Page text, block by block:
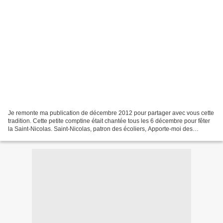
Je remonte ma publication de décembre 2012 pour partager avec vous cette
tradition. Cette petite comptine était chantée tous les 6 décembre pour fêter
la Saint-Nicolas. Saint-Nicolas, patron des écoliers, Apporte-moi des